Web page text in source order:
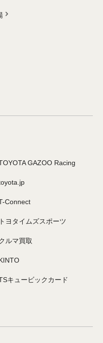
GAZOO Racing
Connect
トヨタイムズスポーツ
ルマ買取
キュービックカード